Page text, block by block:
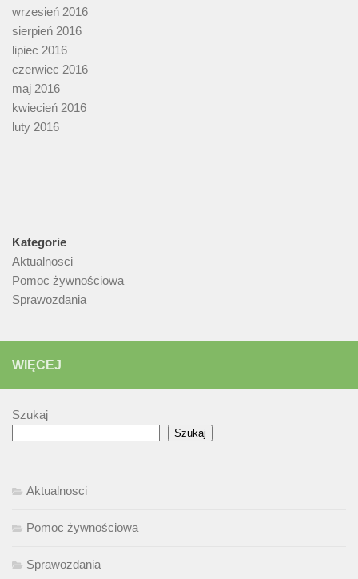
wrzesień 2016
sierpień 2016
lipiec 2016
czerwiec 2016
maj 2016
kwiecień 2016
luty 2016
Kategorie
Aktualnosci
Pomoc żywnościowa
Sprawozdania
WIĘCEJ
Szukaj
Szukaj
Aktualnosci
Pomoc żywnościowa
Sprawozdania